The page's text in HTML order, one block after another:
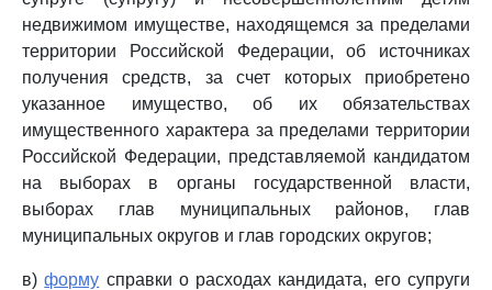
недвижимом имуществе, находящемся за пределами
территории Российской Федерации, об источниках
получения средств, за счет которых приобретено
указанное имущество, об их обязательствах
имущественного характера за пределами территории
Российской Федерации, представляемой кандидатом
на выборах в органы государственной власти,
выборах глав муниципальных районов, глав
муниципальных округов и глав городских округов;
в)форму справки о расходах кандидата, его супруги